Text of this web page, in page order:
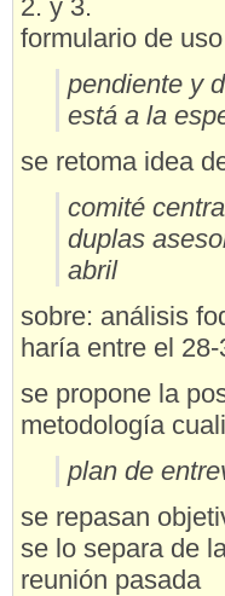
2. y 3.
formulario de
pendiente y
está a la
se retoma idea
comité
duplas
abril
sobre: análisis
haría entre el
se propone la
metodología
plan de
se repasan
se lo separa de
reunión pasada